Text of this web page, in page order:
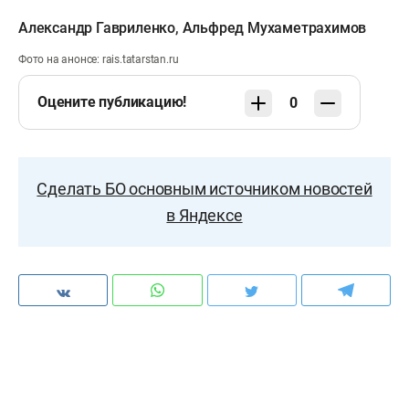
Александр Гавриленко, Альфред Мухаметрахимов
Фото на анонсе: rais.tatarstan.ru
Оцените публикацию! 0
Сделать БО основным источником новостей
в Яндексе